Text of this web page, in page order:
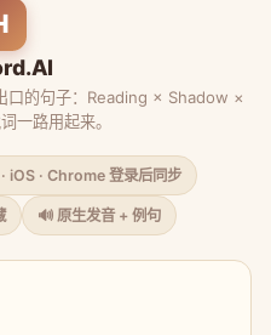
口的句子：Reading × Shadow ×
一路用起来。
iOS · Chrome 登录后同步
🔊 原生发音 + 例句